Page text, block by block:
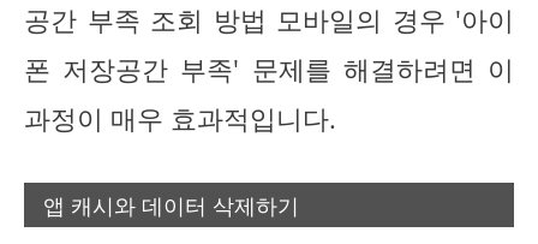
공간 부족 조회 방법 모바일의 경우 '아이
폰 저장공간 부족' 문제를 해결하려면 이
과정이 매우 효과적입니다.
앱 캐시와 데이터 삭제하기